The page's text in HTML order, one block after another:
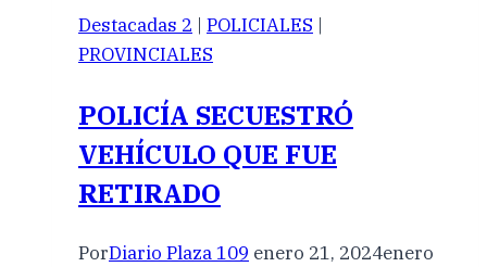
Destacadas 2 | POLICIALES |
PROVINCIALES
POLICÍA SECUESTRÓ
VEHÍCULO QUE FUE
RETIRADO
PorDiario Plaza 109 enero 21, 2024enero